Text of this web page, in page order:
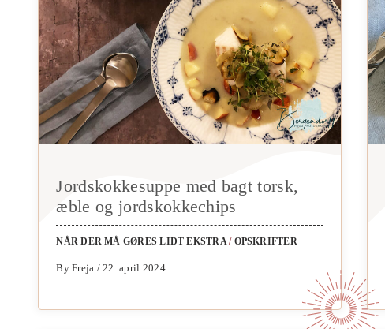
Jordskokkesuppe med bagt torsk,
æble og jordskokkechips
NÅR DER MÅ GØRES LIDT EKSTRA/ OPSKRIFTER
By Freja / 22. april 2024